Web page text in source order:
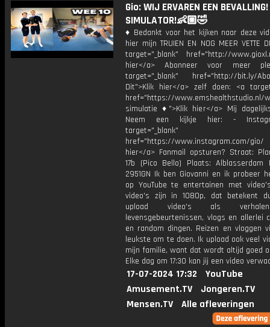
Gio: WIJ ERVAREN EEN
SIMULATOR!👶🏼🤣
♦ Bedankt voor het kijken naar deze
hier mijn TRUIEN EN NOG MEER VETTE
target="_blank" href="http://
hier</a> Abonneer voor meer
target="_blank" href="http://bit.ly/
Dit">Klik hier</a> zelf doen: <a
href="https://www.emshealthstudio.nl/
simulatie ♦">Klik hier</a> Mij
Neem een kijkje hier: -
target="_blank"
href="https://www.instagram.com/
hier</a> Fanmail opsturen? Straat:
17b (Pico Bello) Plaats: Alblasserdam
2951GN Ik ben Giovanni en ik probeer
op YouTube te entertainen met
video's zijn in 1080p, dat betekent
upload video's als
levensgebeurtenissen, vlogs en allerlei
en random dingen. Reizen en vloggen
leukste om te doen. Ik upload ook veel
mijn familie, want dat wordt altijd goed
Elke dag om 17:30 kan jij een video
17-07-2024 17:32
YouTube
Amusement.TV
Jongeren.TV
Mensen.TV
Alle afleveringen